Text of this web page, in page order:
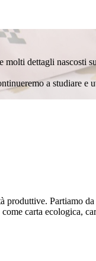
dettagli nascosti
a studiare
produttive. Partiamo
carta ecologica,